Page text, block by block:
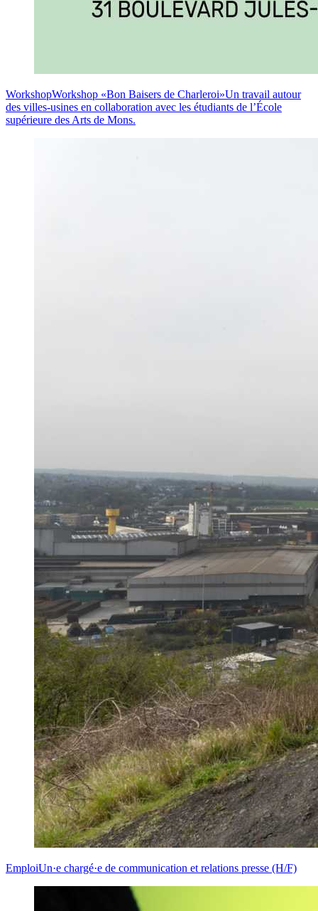
WorkshopWorkshop «Bon Baisers de Charleroi»Un travail autour
des villes-usines en collaboration avec les étudiants de l’École
supérieure des Arts de Mons.
EmploiUn·e chargé·e de communication et relations presse (H/F)